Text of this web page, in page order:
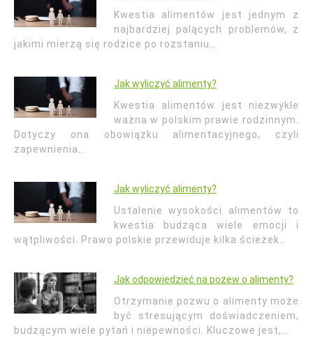
Kwestia alimentów jest jednym z
najbardziej palących problemów, z
jakimi mierzą się rodzice po rozstaniu…
Jak wyliczyć alimenty?
Kwestia alimentów jest niezwykle
ważna w polskim prawie rodzinnym.
Dotyczy ona obowiązku alimentacyjnego, czyli
zapewnienia…
Jak wyliczyć alimenty?
Ustalenie wysokości alimentów to
kwestia budząca wiele emocji i
wątpliwości. Prawo polskie przewiduje kilka ścieżek…
Jak odpowiedzieć na pozew o alimenty?
Otrzymanie pozwu o alimenty może
być stresującym doświadczeniem,
budzącym wiele pytań i niepewności. Kluczowe jest,…